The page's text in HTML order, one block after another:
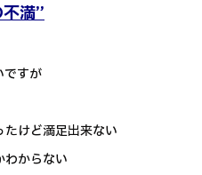
満”
ですが
たけど満足出来ない
わからない